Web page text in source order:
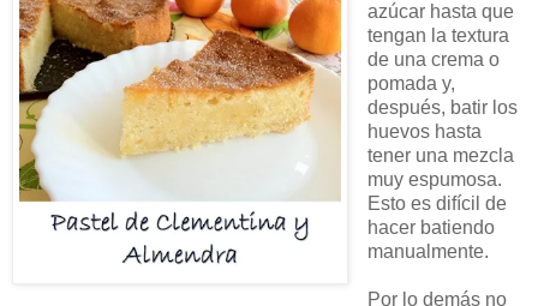
azúcar hasta que
tengan la textura
de una crema o
pomada y,
después, batir los
huevos hasta
tener una mezcla
muy espumosa.
Esto es difícil de
hacer batiendo
manualmente.
Por lo demás no